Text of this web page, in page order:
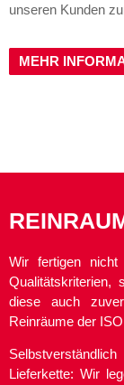
unseren Kunden
MEHR
Wir fertigen
Qualitätskriterien,
diese auch
Reinräume der
Lieferkette: Wir